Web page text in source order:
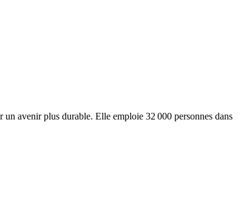
un avenir plus durable. Elle emploie 32 000 personnes dans